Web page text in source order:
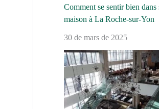
Comment se sentir bien dans
maison à La Roche-sur-Yon
30 de mars de 2025